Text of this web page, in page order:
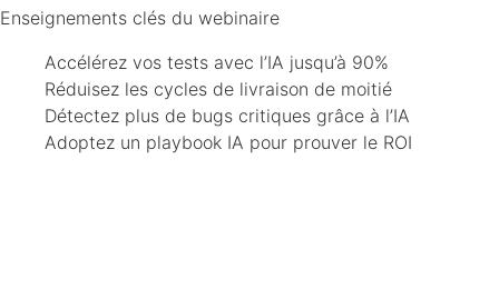
Enseignements clés du webinaire
Accélérez vos tests avec l’IA jusqu’à 90%
Réduisez les cycles de livraison de moitié
Détectez plus de bugs critiques grâce à l’IA
Adoptez un playbook IA pour prouver le ROI